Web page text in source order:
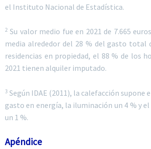
el Instituto Nacional de Estadística.
2 Su valor medio fue en 2021 de 7.665
media alrededor del 28 % del gasto total
residencias en propiedad, el 88 % de los
2021 tienen alquiler imputado.
3 Según IDAE (2011), la calefacción supone
gasto en energía, la iluminación un 4 % y
un 1 %.
Apéndice